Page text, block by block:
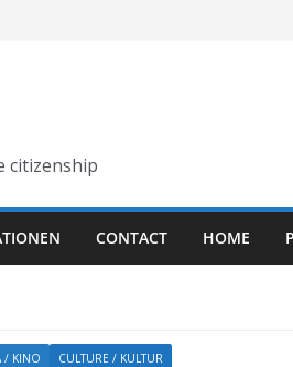
citizenship
CONTACT HOME
/ KINO CULTURE / KULTUR